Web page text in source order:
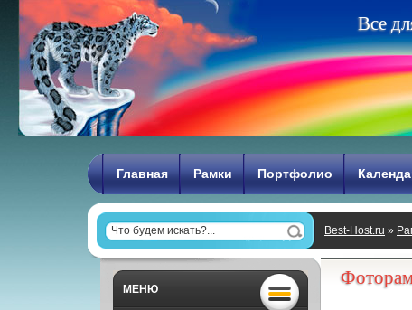
Все дл
Главная Рамки Портфолио
Best-Host.ru »
МЕНЮ